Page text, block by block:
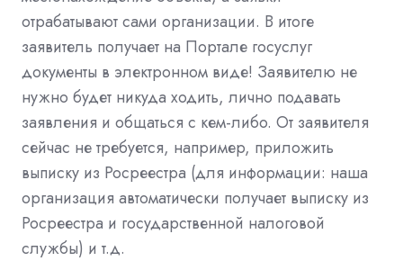
отрабатывают сами организации. В итоге
заявитель получает на Портале госуслуг
документы в электронном виде! Заявителю не
нужно будет никуда ходить, лично подавать
заявления и общаться с кем-либо. От заявителя
сейчас не требуется, например, приложить
выписку из Росреестра (для информации: наша
организация автоматически получает выписку из
Росреестра и государственной налоговой
службы) и т.д.